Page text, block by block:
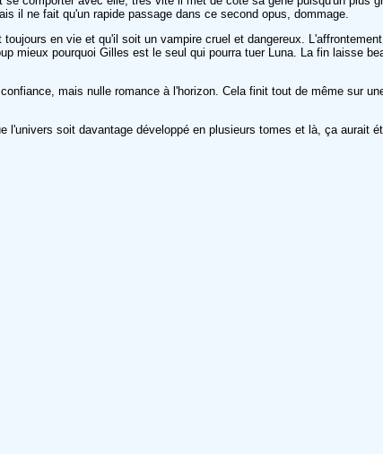
il ne fait qu'un rapide passage dans ce second opus, dommage.
en vie et qu'il soit un vampire cruel et dangereux.
mieux pourquoi Gilles est le seul qui pourra tuer Luna. La fin laisse
mais nulle romance à l'horizon. Cela finit tout de même sur
soit davantage développé en plusieurs tomes et là, ça aurait